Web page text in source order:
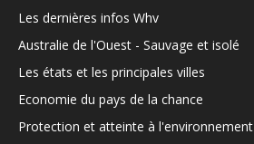
Les dernières infos Whv
Australie de l'Ouest - Sauvage et isolé
Les états et les principales villes
Economie du pays de la chance
Protection et atteinte à l'environnement